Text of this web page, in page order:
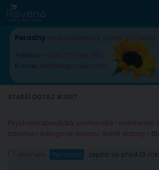
Skip to content
Poradny Praha Nymburk online poradna
Telefon: +420 777 588 352
E-mail: radana@rovena.info
Psychoterapeutická, partnerská i manželská
zdarma › Kategorie dotazu: Starší dotazy ›
anonym Personál zeptal se před 13